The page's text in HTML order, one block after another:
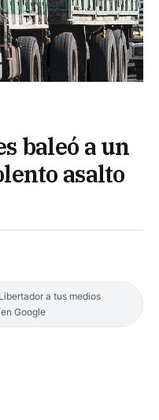
baleó a un
asalto
a tus medios
Google